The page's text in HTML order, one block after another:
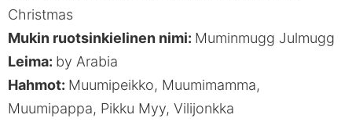
Christmas
Mukin ruotsinkielinen nimi: Muminmugg Julmugg
Leima: by Arabia
Hahmot: Muumipeikko, Muumimamma,
Muumipappa, Pikku Myy, Vilijonkka